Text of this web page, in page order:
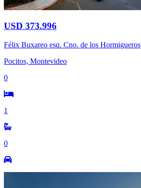
USD 373.996
Félix Buxareo esq. Cno. de los Hormigueros
Pocitos, Montevideo
0
1
0